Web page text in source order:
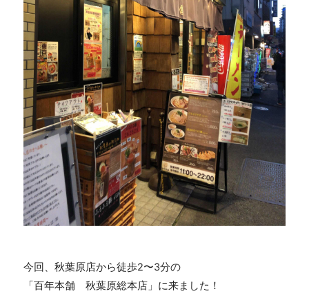
今回、秋葉原店から徒歩2〜3分の
「百年本舗 秋葉原総本店」に来ました！